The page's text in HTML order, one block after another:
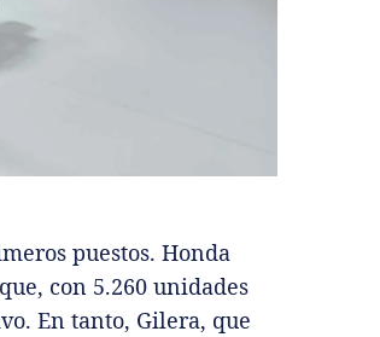
puestos. Honda
con 5.260 unidades
En tanto, Gilera, que